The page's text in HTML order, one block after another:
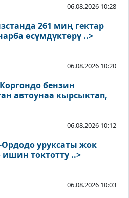
06.08.2026 10:28
261 миң гектар
өсүмдүктөрү ..>
06.08.2026 10:20
бензин
автоунаа кырсыктап,
06.08.2026 10:12
уруксаты жок
токтотту ..>
06.08.2026 10:03